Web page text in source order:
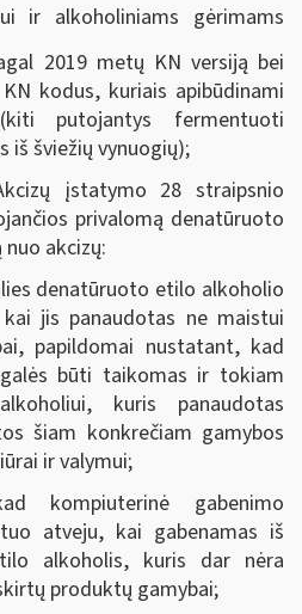
ir alkoholiniams gėrimams
2019 metų KN versiją bei
kodus, kuriais apibūdinami
putojantys fermentuoti
iš šviežių vynuogių);
įstatymo 28 straipsnio
privalomą denatūruoto
akcizų:
denatūruoto etilo alkoholio
jis panaudotas ne maistui
papildomai nustatant, kad
būti taikomas ir tokiam
kuris panaudotas
šiam konkrečiam gamybos
ir valymui;
kompiuterinė gabenimo
atveju, kai gabenamas iš
alkoholis, kuris dar nėra
produktų gamybai;